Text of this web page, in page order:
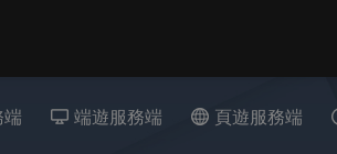
端遊服務端 頁遊服務端